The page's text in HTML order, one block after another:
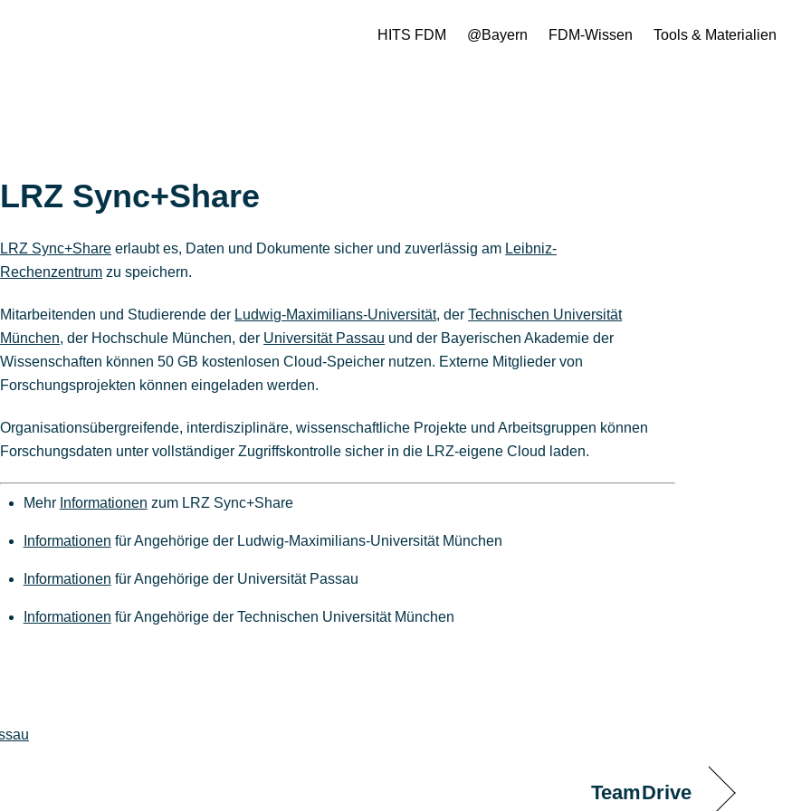
HITS FDM @Bayern FDM-Wissen Tools & Materialien
LRZ Sync+Share
LRZ Sync+Share erlaubt es, Daten und Dokumente sicher und zuverlässig am Leibniz-
Rechenzentrum zu speichern.
Mitarbeitenden und Studierende der Ludwig-Maximilians-Universität, derTechnischen Universität
München, der Hochschule München, der Universität Passau und der Bayerischen Akademie der
Wissenschaften können 50 GB kostenlosen Cloud-Speicher nutzen. Externe Mitglieder von
Forschungsprojekten können eingeladen werden.
Organisationsübergreifende, interdisziplinäre, wissenschaftliche Projekte und Arbeitsgruppen können
Forschungsdaten unter vollständiger Zugriffskontrolle sicher in die LRZ-eigene Cloud laden.
Mehr Informationen zum LRZ Sync+Share
Informationen für Angehörige der Ludwig-Maximilians-Universität München
Informationen für Angehörige der Universität Passau
Informationen für Angehörige der Technischen Universität München
TeamDrive